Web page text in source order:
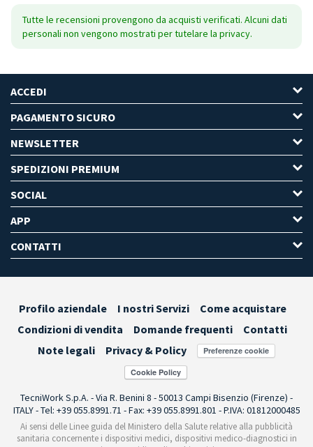
Tutte le recensioni provengono da acquisti verificati. Alcuni dati
personali non vengono mostrati per tutelare la privacy.
ACCEDI
PAGAMENTO SICURO
NEWSLETTER
SPEDIZIONI PREMIUM
SOCIAL
APP
CONTATTI
Profilo aziendale I nostri Servizi
Come acquistare
Condizioni di vendita
Domande frequenti
Contatti
Note legali
Privacy & Policy Preferenze cookie
TecniWork S.p.A. - Via R. Benini 8 - 50013 Campi Bisenzio (Firenze) -
ITALY - Tel: +39 055.8991.71 - Fax: +39 055.8991.801 - P.IVA: 01812000485
Ai sensi delle Linee guida del Ministero della Salute relative alla pubblicità
sanitaria concernente i dispositivi medici, dispositivi medico-diagnostici in